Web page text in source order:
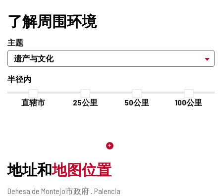
了解周围环境
主题
半径内
直辖市 25公里 50公里 100公里
地址和地图位置
邮
Dehesa de Montejo市政府 . Palencia